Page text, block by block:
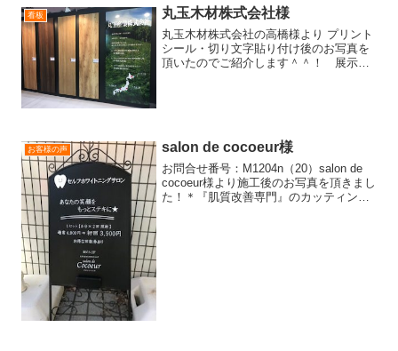
看板 丸玉木材株式会社様
丸玉木材株式会社の高橋様より プリント
シール・切り文字貼り付け後のお写真を
頂いたのでご紹介します＾＾！ 展示会
お客様の声 salon de cocoeur様
お問合せ番号：M1204n（20）salon de
cocoeur様より施工後のお写真を頂きまし
た！＊『肌質改善専門』のカッティング